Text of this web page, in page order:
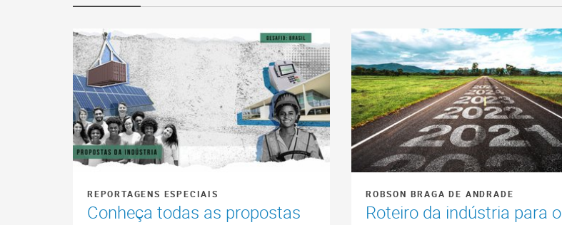
REPORTAGENS ESPECIAIS
Conheça todas as propostas
ROBSON BRAGA DE ANDRADE
Roteiro da indústria para o